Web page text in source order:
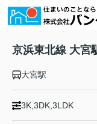
京浜東北線 大宮
大宮駅
3K,3DK,3LDK